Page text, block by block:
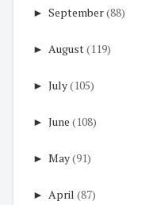
► September(88)
► August(119)
► July(105)
► June (108)
► May(91)
► April (87)